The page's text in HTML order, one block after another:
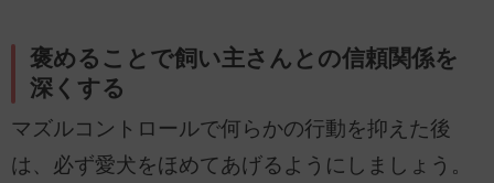
褒めることで飼い主さんとの信頼関係を
深くする
マズルコントロールで何らかの行動を抑えた後
は、必ず愛犬をほめてあげるようにしましょう。